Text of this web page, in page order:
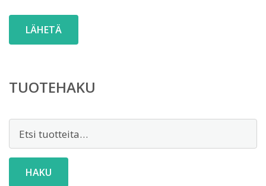
TUOTEHAKU
HAKU